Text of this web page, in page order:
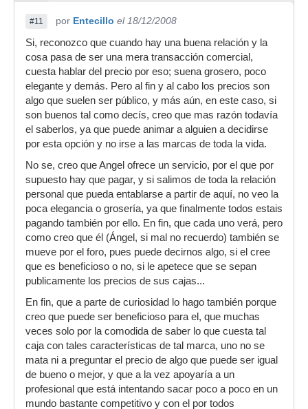
#11 por Entecillo el 18/12/2008
Si, reconozco que cuando hay una buena relación y la
cosa pasa de ser una mera transacción comercial,
cuesta hablar del precio por eso; suena grosero, poco
elegante y demás. Pero al fin y al cabo los precios son
algo que suelen ser público, y más aún, en este caso, si
son buenos tal como decís, creo que mas razón todavía
el saberlos, ya que puede animar a alguien a decidirse
por esta opción y no irse a las marcas de toda la vida.
No se, creo que Angel ofrece un servicio, por el que por
supuesto hay que pagar, y si salimos de toda la relación
personal que pueda entablarse a partir de aquí, no veo la
poca elegancia o grosería, ya que finalmente todos estais
pagando también por ello. En fin, que cada uno verá, pero
como creo que él (Ángel, si mal no recuerdo) también se
mueve por el foro, pues puede decirnos algo, si el cree
que es beneficioso o no, si le apetece que se sepan
publicamente los precios de sus cajas...
En fin, que a parte de curiosidad lo hago también porque
creo que puede ser beneficioso para el, que muchas
veces solo por la comodida de saber lo que cuesta tal
caja con tales características de tal marca, uno no se
mata ni a preguntar el precio de algo que puede ser igual
de bueno o mejor, y que a la vez apoyaría a un
profesional que está intentando sacar poco a poco en un
mundo bastante competitivo y con el por todos